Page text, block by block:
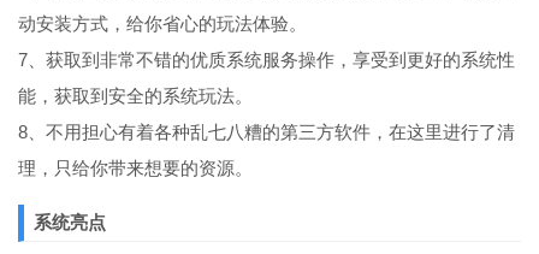
动安装方式，给你省心的玩法体验。
7、获取到非常不错的优质系统服务操作，享受到更好的系统性
能，获取到安全的系统玩法。
8、不用担心有着各种乱七八糟的第三方软件，在这里进行了清
理，只给你带来想要的资源。
系统亮点